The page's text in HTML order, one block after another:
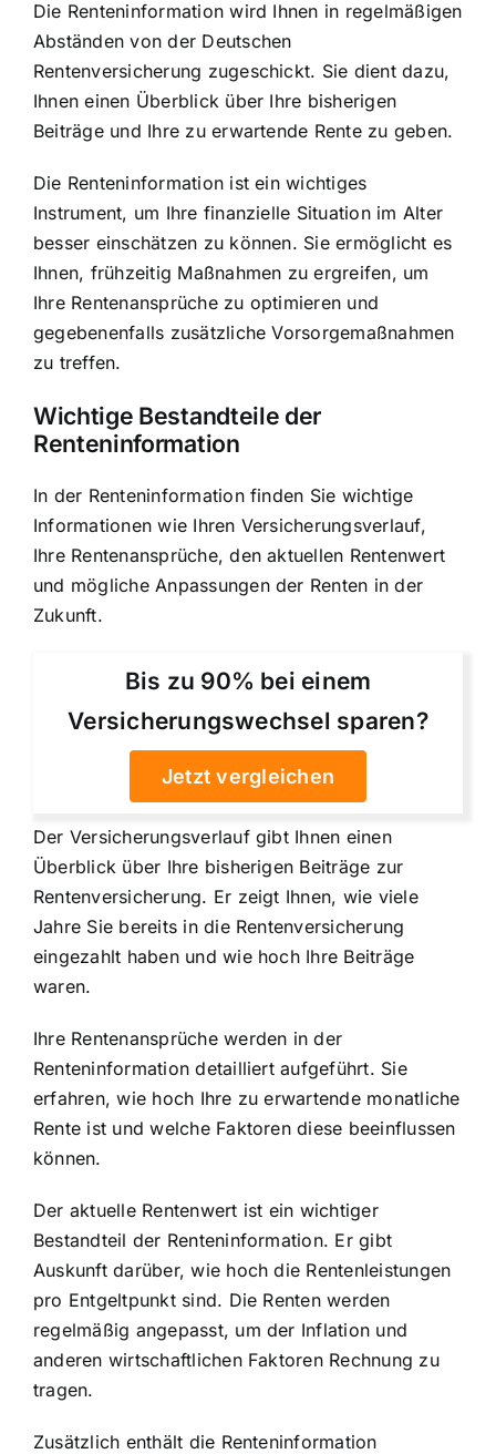
Die Renteninformation wird Ihnen in regelmäßigen
Abständen von der Deutschen
Rentenversicherung zugeschickt. Sie dient dazu,
Ihnen einen Überblick über Ihre bisherigen
Beiträge und Ihre zu erwartende Rente zu geben.
Die Renteninformation ist ein wichtiges
Instrument, um Ihre finanzielle Situation im Alter
besser einschätzen zu können. Sie ermöglicht es
Ihnen, frühzeitig Maßnahmen zu ergreifen, um
Ihre Rentenansprüche zu optimieren und
gegebenenfalls zusätzliche Vorsorgemaßnahmen
zu treffen.
Wichtige Bestandteile der
Renteninformation
In der Renteninformation finden Sie wichtige
Informationen wie Ihren Versicherungsverlauf,
Ihre Rentenansprüche, den aktuellen Rentenwert
und mögliche Anpassungen der Renten in der
Zukunft.
Bis zu 90% bei einem
Versicherungswechsel sparen?
Jetzt vergleichen
Der Versicherungsverlauf gibt Ihnen einen
Überblick über Ihre bisherigen Beiträge zur
Rentenversicherung. Er zeigt Ihnen, wie viele
Jahre Sie bereits in die Rentenversicherung
eingezahlt haben und wie hoch Ihre Beiträge
waren.
Ihre Rentenansprüche werden in der
Renteninformation detailliert aufgeführt. Sie
erfahren, wie hoch Ihre zu erwartende monatliche
Rente ist und welche Faktoren diese beeinflussen
können.
Der aktuelle Rentenwert ist ein wichtiger
Bestandteil der Renteninformation. Er gibt
Auskunft darüber, wie hoch die Rentenleistungen
pro Entgeltpunkt sind. Die Renten werden
regelmäßig angepasst, um der Inflation und
anderen wirtschaftlichen Faktoren Rechnung zu
tragen.
Zusätzlich enthält die Renteninformation